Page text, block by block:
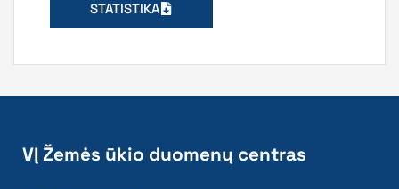
STATISTIKA
VĮ Žemės ūkio duomenų centras